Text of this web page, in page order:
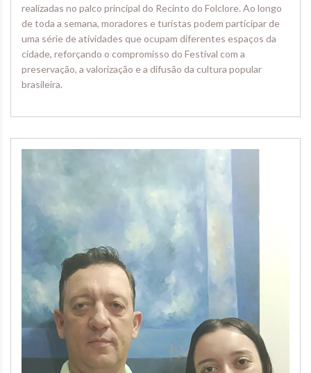
realizadas no palco principal do Recinto do Folclore. Ao longo
de toda a semana, moradores e turistas podem participar de
uma série de atividades que ocupam diferentes espaços da
cidade, reforçando o compromisso do Festival com a
preservação, a valorização e a difusão da cultura popular
brasileira.